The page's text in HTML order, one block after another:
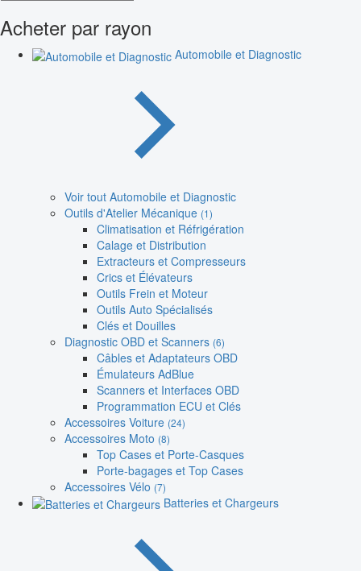
Acheter par rayon
Automobile et Diagnostic
Voir tout Automobile et Diagnostic
Outils d'Atelier Mécanique (1)
Climatisation et Réfrigération
Calage et Distribution
Extracteurs et Compresseurs
Crics et Élévateurs
Outils Frein et Moteur
Outils Auto Spécialisés
Clés et Douilles
Diagnostic OBD et Scanners (6)
Câbles et Adaptateurs OBD
Émulateurs AdBlue
Scanners et Interfaces OBD
Programmation ECU et Clés
Accessoires Voiture (24)
Accessoires Moto (8)
Top Cases et Porte-Casques
Porte-bagages et Top Cases
Accessoires Vélo (7)
Batteries et Chargeurs